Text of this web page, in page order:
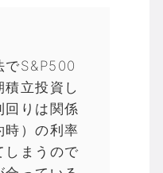
でS&P500
立投資し
回りは関係
時）の利率
しまうので